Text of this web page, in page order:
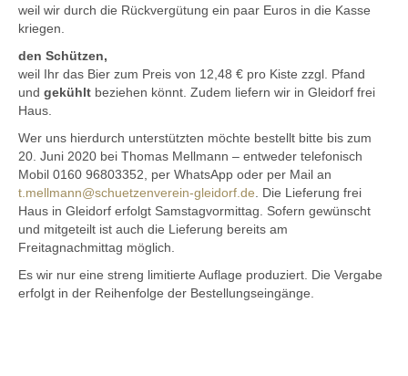
weil wir durch die Rückvergütung ein paar Euros in die Kasse
kriegen.
den Schützen,
weil Ihr das Bier zum Preis von 12,48 € pro Kiste zzgl. Pfand
und gekühlt beziehen könnt. Zudem liefern wir in Gleidorf frei
Haus.
Wer uns hierdurch unterstützten möchte bestellt bitte bis zum
20. Juni 2020 bei Thomas Mellmann – entweder telefonisch
Mobil 0160 96803352, per WhatsApp oder per Mail an
t.mellmann@schuetzenverein-gleidorf.de . Die Lieferung frei
Haus in Gleidorf erfolgt Samstagvormittag. Sofern gewünscht
und mitgeteilt ist auch die Lieferung bereits am
Freitagnachmittag möglich.
Es wir nur eine streng limitierte Auflage produziert. Die Vergabe
erfolgt in der Reihenfolge der Bestellungseingänge.